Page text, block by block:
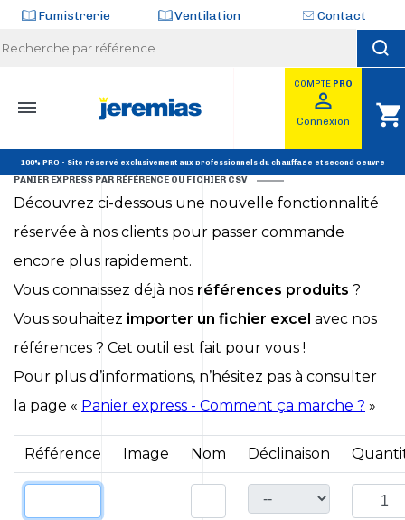
Fumistrerie Ventilation Contact
COMPTE PRO
perm_identity
Connexion shopping_cart
100% PRO - Site réservé exclusivement aux professionnels du chauffage et second oeuvre
ACCUEIL Panier express
PANIER EXPRESS PAR RÉFÉRENCE OU FICHIER CSV
Découvrez ci-dessous une nouvelle fonctionnalité
réservée à nos clients pour passer commande
encore plus rapidement.
Vous connaissez déjà nos références produits ?
Vous souhaitez importer un fichier excel avec nos
références ? Cet outil est fait pour vous !
Pour plus d’informations, n’hésitez pas à consulter
la page « Panier express - Comment ça marche ? »
Référence Image Nom Déclinaison
Panneau de gestion des cookies